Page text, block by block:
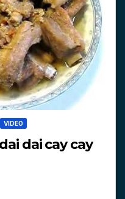
VIDEO
dai cay cay